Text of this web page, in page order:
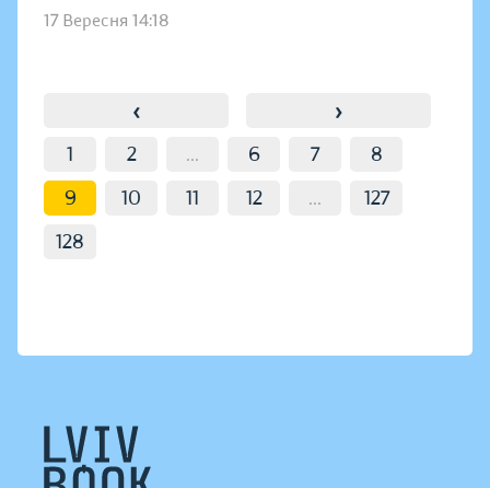
17 Вересня 14:18
‹
1 2 ... 6 7
8
9
10 11 12 ...
127
128
›